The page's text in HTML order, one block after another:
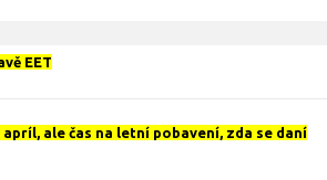
EET
ale čas na letní pobavení, zda se daní